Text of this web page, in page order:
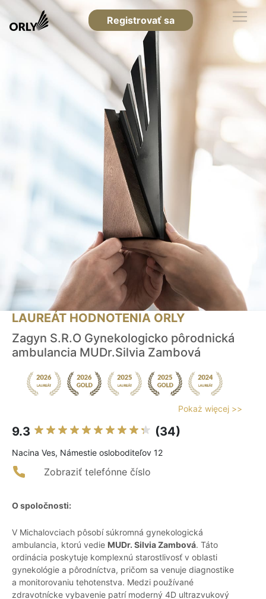
Registrovať sa
LAUREÁT HODNOTENIA ORLY
Zagyn S.R.O Gynekologicko pôrodnická
ambulancia MUDr.Silvia Zambová
Pokaż więcej >>
9.3 (34)
Nacina Ves, Námestie osloboditeľov 12
Zobraziť telefónne číslo
O spoločnosti:
V Michalovciach pôsobí súkromná gynekologická
ambulancia, ktorú vedie MUDr. Silvia Zambová. Táto
ordinácia poskytuje komplexnú starostlivosť v oblasti
gynekológie a pôrodníctva, pričom sa venuje diagnostike
a monitorovaniu tehotenstva. Medzi používané
zdravotnícke vybavenie patrí moderný 4D ultrazvukový